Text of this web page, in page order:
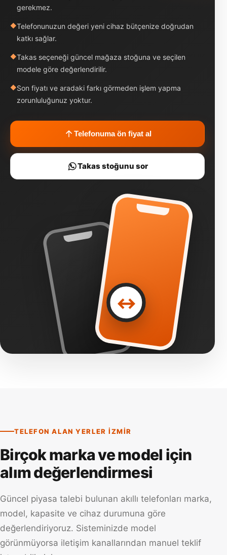
gerekmez.
Telefonunuzun değeri yeni cihaz bütçenize doğrudan
katkı sağlar.
Takas seçeneği güncel mağaza stoğuna ve seçilen
modele göre değerlendirilir.
Son fiyatı ve aradaki farkı görmeden işlem yapma
zorunluluğunuz yoktur.
Telefonuma ön fiyat al
Takas stoğunu sor
↔
TELEFON ALAN YERLER İZMIR
Birçok marka ve model için
alım değerlendirmesi
Güncel piyasa talebi bulunan akıllı telefonları marka,
model, kapasite ve cihaz durumuna göre
değerlendiriyoruz. Sisteminizde model
görünmüyorsa iletişim kanallarından manuel teklif